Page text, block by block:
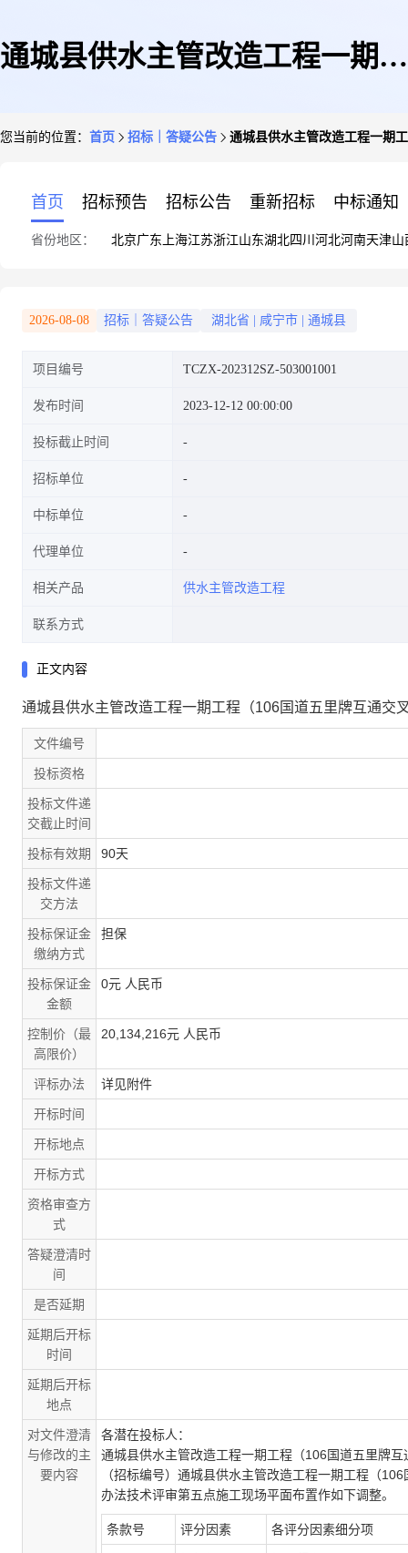
通城县供水主管改造工程一期工
您当前的位置： 首页 招标｜答疑公告 通城县供水主管改造工程一期
首页 招标预告 招标公告 重新招标 中标通知
省份地区： 北京广东 上海江苏浙江山东湖北四川 河北河南天津山
2026-08-08 招标｜答疑公告 湖北省 咸宁市 通城县
项目编号 TCZX-202312SZ-503001001
发布时间 2023-12-12 00:00:00
投标截止时间
招标单位
中标单位
代理单位
相关产品 供水主管改造工程
联系方式
正文内容
通城县供水主管改造工程一期工程（106国道五里牌互通交
文件编号
投标资格
投标文件递
交截止时间
投标有效期 90天
投标文件递
交方法
投标保证金
缴纳方式
担保
投标保证金
金额
0元 人民币
控制价（最
高限价）
20,134,216元 人民币
评标办法 详见附件
开标时间
开标地点
开标方式
资格审查方
式
答疑澄清时
间
是否延期
延期后开标
时间
延期后开标
地点
对文件澄清
与修改的主
要内容
各潜在投标人：
通城县供水主管改造工程一期工程（106国道五里牌
（招标编号） 通城县供水主管改造工程一期工程（
办法技术评审第五点施工现场平面布置作如下调整。
条款号 评分因素 各评分因素细分项